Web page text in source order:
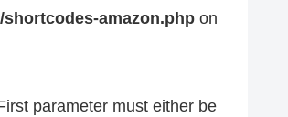
shortcodes-amazon.php on
parameter must either be